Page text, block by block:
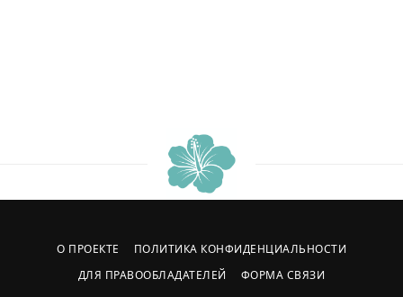
О ПРОЕКТЕ
ПОЛИТИКА КОНФИДЕНЦИАЛЬНОСТИ
ДЛЯ ПРАВООБЛАДАТЕЛЕЙ
ФОРМА СВЯЗИ